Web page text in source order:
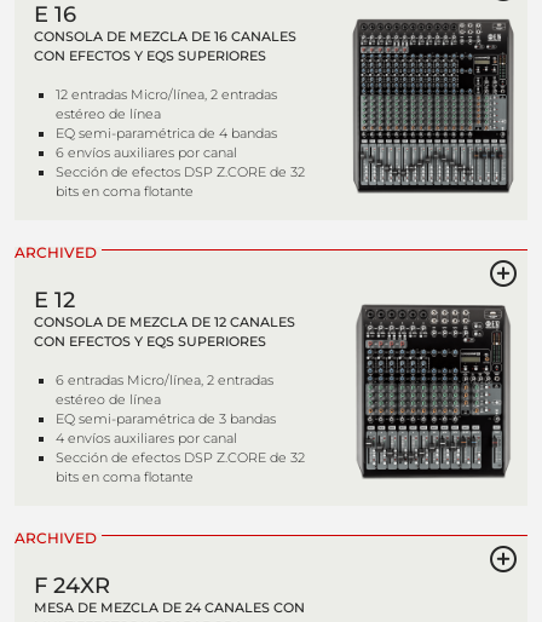
E 16
CONSOLA DE MEZCLA DE 16 CANALES
CON EFECTOS Y EQS SUPERIORES
12 entradas Micro/línea, 2 entradas
estéreo de línea
EQ semi-paramétrica de 4 bandas
6 envíos auxiliares por canal
Sección de efectos DSP Z.CORE de 32
bits en coma flotante
ARCHIVED
E 12
CONSOLA DE MEZCLA DE 12 CANALES
CON EFECTOS Y EQS SUPERIORES
6 entradas Micro/línea, 2 entradas
estéreo de línea
EQ semi-paramétrica de 3 bandas
4 envíos auxiliares por canal
Sección de efectos DSP Z.CORE de 32
bits en coma flotante
ARCHIVED
F 24XR
MESA DE MEZCLA DE 24 CANALES CON